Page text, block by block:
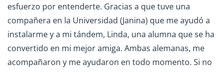
esfuerzo por entenderte. Gracias a que tuve una
compañera en la Universidad (Janina) que me ayudó a
instalarme y a mi tándem, Linda, una alumna que se ha
convertido en mi mejor amiga. Ambas alemanas, me
acompañaron y me ayudaron en todo momento. Si no